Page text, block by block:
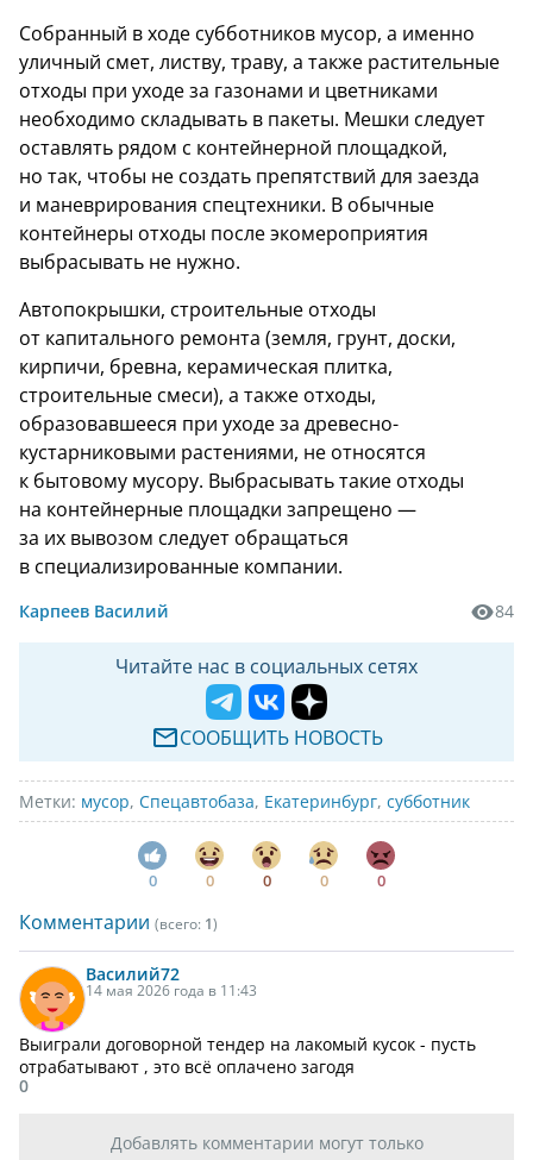
Собранный в ходе субботников мусор, а именно
уличный смет, листву, траву, а также растительные
отходы при уходе за газонами и цветниками
необходимо складывать в пакеты. Мешки следует
оставлять рядом с контейнерной площадкой,
но так, чтобы не создать препятствий для заезда
и маневрирования спецтехники. В обычные
контейнеры отходы после экомероприятия
выбрасывать не нужно.
Автопокрышки, строительные отходы
от капитального ремонта (земля, грунт, доски,
кирпичи, бревна, керамическая плитка,
строительные смеси), а также отходы,
образовавшееся при уходе за древесно-
кустарниковыми растениями, не относятся
к бытовому мусору. Выбрасывать такие отходы
на контейнерные площадки запрещено —
за их вывозом следует обращаться
в специализированные компании.
Карпеев Василий 84
Читайте нас в социальных сетях
СООБЩИТЬ НОВОСТЬ
Метки: мусор, Спецавтобаза, Екатеринбург, субботник
0 0 0 0 0
Комментарии (всего: 1)
Василий72
14 мая 2026 года в 11:43
Выиграли договорной тендер на лакомый кусок - пусть
отрабатывают , это всё оплачено загодя
0
Добавлять комментарии могут только